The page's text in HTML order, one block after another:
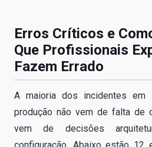
Erros Críticos e
Que Profissionais
Fazem Errado
A maioria dos incidentes em
produção não vem de falta de
vem de decisões